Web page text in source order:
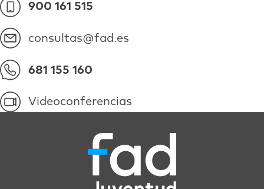
900 161 515
consultas@fad.es
681 155 160
Videoconferencias